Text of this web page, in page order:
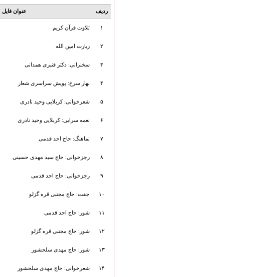
ردیف عنوان فایل
۱ تلاوت قرآن کریم
۲ زیارت امین الله
۳ سخنرانی: دکتر قنبری همدانی
۴ بهار سرخ: پویش سراسری شعار
۵ شعرخوانی: کربلایی وحید نادری
۶ نغمه سرایی: کربلایی وحید نادری
۷ نماهنگ: حاج احد قدمی
۸ رجزخوانی: حاج سید مهدی حسینی
۹ رجزخوانی: حاج احد قدمی
۱۰ جفت: حاج مجتبی قره گزلو
۱۱ شور: حاج احد قدمی
۱۲ شور: حاج مجتبی قره گزلو
۱۳ شور: حاج مهدی سلحشور
۱۴ شعرخوانی: حاج مهدی سلحشور